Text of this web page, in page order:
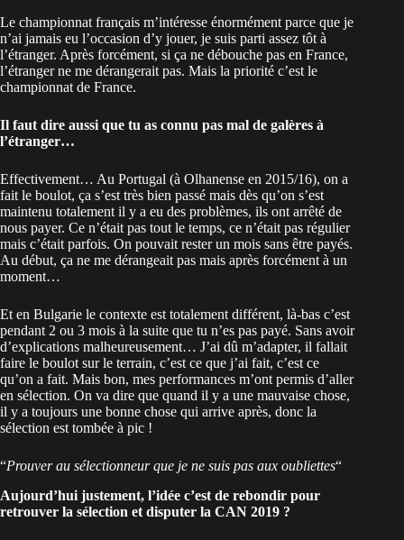
Le championnat français m’intéresse énormément parce que je
n’ai jamais eu l’occasion d’y jouer, je suis parti assez tôt à
l’étranger. Après forcément, si ça ne débouche pas en France,
l’étranger ne me dérangerait pas. Mais la priorité c’est le
championnat de France.
Il faut dire aussi que tu as connu pas mal de galères à
l’étranger…
Effectivement… Au Portugal (à Olhanense en 2015/16), on a
fait le boulot, ça s’est très bien passé mais dès qu’on s’est
maintenu totalement il y a eu des problèmes, ils ont arrêté de
nous payer. Ce n’était pas tout le temps, ce n’était pas régulier
mais c’était parfois. On pouvait rester un mois sans être payés.
Au début, ça ne me dérangeait pas mais après forcément à un
moment…
Et en Bulgarie le contexte est totalement différent, là-bas c’est
pendant 2 ou 3 mois à la suite que tu n’es pas payé. Sans avoir
d’explications malheureusement… J’ai dû m’adapter, il fallait
faire le boulot sur le terrain, c’est ce que j’ai fait, c’est ce
qu’on a fait. Mais bon, mes performances m’ont permis d’aller
en sélection. On va dire que quand il y a une mauvaise chose,
il y a toujours une bonne chose qui arrive après, donc la
sélection est tombée à pic !
“Prouver au sélectionneur que je ne suis pas aux oubliettes“
Aujourd’hui justement, l’idée c’est de rebondir pour
retrouver la sélection et disputer la CAN 2019 ?